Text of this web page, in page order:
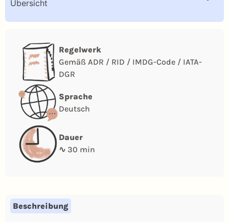
Übersicht
Regelwerk
Gemäß ADR / RID / IMDG-Code / IATA-
DGR
Sprache
Deutsch
Dauer
∿ 30 min
Beschreibung